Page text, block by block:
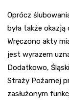
Oprócz
była także
Wręczono akty
jest wyrazem
Dodatkowo,
Straży Pożarnej
zasłużonym